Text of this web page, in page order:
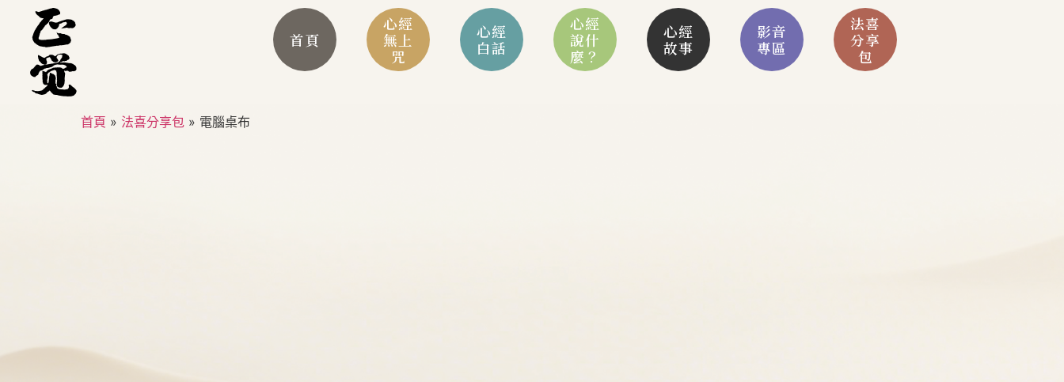
首頁
心經
無上
咒
心經
白話
心經
說什
麼？
心經
故事
影音
專區
法喜
分享
包
首頁 » 法喜分享包 » 電腦桌布